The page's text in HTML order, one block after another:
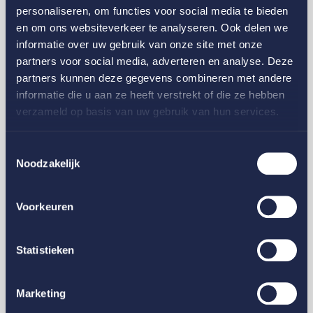
personaliseren, om functies voor social media te bieden
en om ons websiteverkeer te analyseren. Ook delen we
informatie over uw gebruik van onze site met onze
partners voor social media, adverteren en analyse. Deze
partners kunnen deze gegevens combineren met andere
informatie die u aan ze heeft verstrekt of die ze hebben
verzameld op basis van uw gebruik van hun services.
Noodzakelijk
Voorkeuren
Statistieken
Marketing